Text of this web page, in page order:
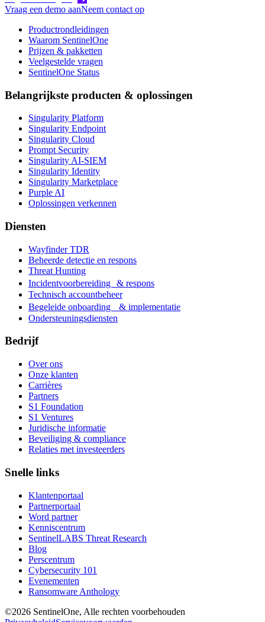
Vraag een demo aanNeem contact op
Productrondleidingen
Waarom SentinelOne
Prijzen & pakketten
Veelgestelde vragen
SentinelOne Status
Belangrijkste producten & oplossingen
Singularity Platform
Singularity Endpoint
Singularity Cloud
Prompt Security
Singularity AI-SIEM
Singularity Identity
Singularity Marketplace
Purple AI
Oplossingen verkennen
Diensten
Wayfinder TDR
Beheerde detectie en respons
Threat Hunting
Incidentvoorbereiding & respons
Technisch accountbeheer
Begeleide onboarding & implementatie
Ondersteuningsdiensten
Bedrijf
Over ons
Onze klanten
Carrières
Partners
S1 Foundation
S1 Ventures
Juridische informatie
Beveiliging & compliance
Relaties met investeerders
Snelle links
Klantenportaal
Partnerportaal
Word partner
Kenniscentrum
SentinelLABS Threat Research
Blog
Perscentrum
Cybersecurity 101
Evenementen
Ransomware Anthology
©2026 SentinelOne, Alle rechten voorbehouden